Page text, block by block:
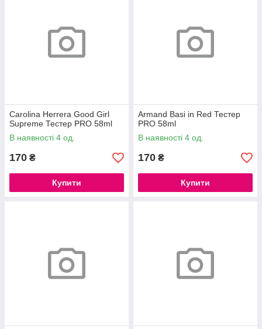
Carolina Herrera Good Girl
Supreme Тестер PRO 58ml
В наявності 4 од.
170 ₴
Купити
Armand Basi in Red Тестер
PRO 58ml
В наявності 4 од.
170 ₴
Купити